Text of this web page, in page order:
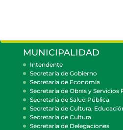
MUNICIPALIDAD
Intendente
Secretaría de Gobierno
Secretaría de Economía
Secretaría de Obras y Servicios
Secretaría de Salud Pública
Secretaría de Cultura,
Secretaría de Cultura
Secretaría de Delegaciones